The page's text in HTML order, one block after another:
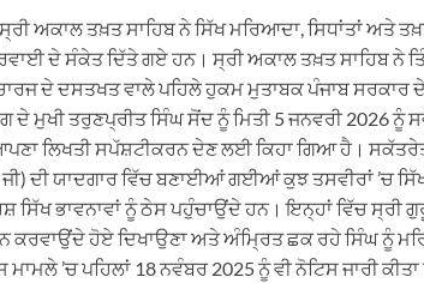
ਅਕਾਲ ਤਖ਼ਤ ਸਾਹਿਬ ਨੇ ਸਿੱਖ ਮਰਿਆਦਾ, ਸਿਧਾਂਤਾਂ ਅਤੇ
ਦੇ ਸੰਕੇਤ ਦਿੱਤੇ ਗਏ ਹਨ। ਸ੍ਰੀ ਅਕਾਲ ਤਖ਼ਤ ਸਾਹਿਬ ਨੇ
ਦੇ ਦਸਤਖਤ ਵਾਲੇ ਪਹਿਲੇ ਹੁਕਮ ਮੁਤਾਬਕ ਪੰਜਾਬ ਸਰਕਾਰ
ਦੇ ਮੁਖੀ ਤਰੁਣਪ੍ਰੀਤ ਸਿੰਘ ਸੋਂਦ ਨੂੰ ਮਿਤੀ 5 ਜਨਵਰੀ 2026 ਨੂੰ
ਆਪਣਾ ਲਿਖਤੀ ਸਪੱਸ਼ਟੀਕਰਨ ਦੇਣ ਲਈ ਕਿਹਾ ਗਿਆ ਹੈ।
ਦੀ ਯਾਦਗਾਰ ਵਿੱਚ ਬਣਾਈਆਂ ਗਈਆਂ ਕੁਝ ਤਸਵੀਰਾਂ ’ਚ ਸਿੱਖ
ਭਾਵਨਾਵਾਂ ਨੂੰ ਠੇਸ ਪਹੁੰਚਾਉਂਦੇ ਹਨ। ਇਨ੍ਹਾਂ ਵਿੱਚ ਸ੍ਰੀ
ਕਰਵਾਉਂਦੇ ਹੋਏ ਦਿਖਾਉਣਾ ਅਤੇ ਅੰਮ੍ਰਿਤ ਛਕ ਰਹੇ ਸਿੰਘ ਨੂੰ
’ਚ ਪਹਿਲਾਂ 18 ਨਵੰਬਰ 2025 ਨੂੰ ਵੀ ਨੋਟਿਸ ਜਾਰੀ